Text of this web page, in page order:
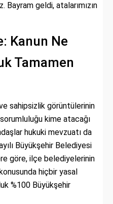
geldi, atalarımızın
Kanun Ne
Tamamen
sahipsizlik görüntülerinin
kime atacağı
hukuki mevzuatı da
Büyükşehir Belediyesi
göre, ilçe belediyelerinin
hiçbir yasal
%100 Büyükşehir